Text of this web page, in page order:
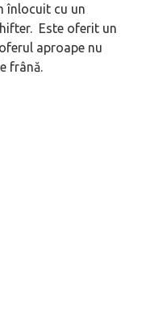
înlocuit cu un
. Este oferit un
aproape nu
frână.